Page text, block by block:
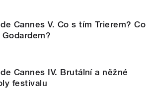
Cannes V. Co s tím Trierem? Co
Cannes IV. Brutální a něžné
festivalu